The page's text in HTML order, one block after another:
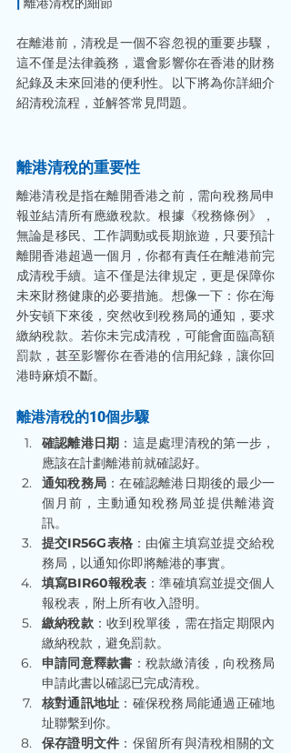
在離港前，清稅是一個不容忽視的重要步驟，
這不僅是法律義務，還會影響你在香港的財務
紀錄及未來回港的便利性。以下將為你詳細介
紹清稅流程，並解答常見問題。
離港清稅的重要性
離港清稅是指在離開香港之前，需向稅務局申
報並結清所有應繳稅款。根據《稅務條例》，
無論是移民、工作調動或長期旅遊，只要預計
離開香港超過一個月，你都有責任在離港前完
成清稅手續。這不僅是法律規定，更是保障你
未來財務健康的必要措施。想像一下：你在海
外安頓下來後，突然收到稅務局的通知，要求
繳納稅款。若你未完成清稅，可能會面臨高額
罰款，甚至影響你在香港的信用紀錄，讓你回
港時麻煩不斷。
離港清稅的10個步驟
確認離港日期 ：這是處理清稅的第一步，
應該在計劃離港前就確認好。
通知稅務局 ：在確認離港日期後的最少一
個月前，主動通知稅務局並提供離港資
訊。
提交IR56G表格 ：由僱主填寫並提交給稅
務局，以通知你即將離港的事實。
填寫BIR60報稅表 ：準確填寫並提交個人
報稅表，附上所有收入證明。
繳納稅款：收到稅單後，需在指定期限內
繳納稅款，避免罰款。
申請同意釋款書 ：稅款繳清後，向稅務局
申請此書以確認已完成清稅。
核對通訊地址 ：確保稅務局能通過正確地
址聯繫到你。
保存證明文件 ：保留所有與清稅相關的文